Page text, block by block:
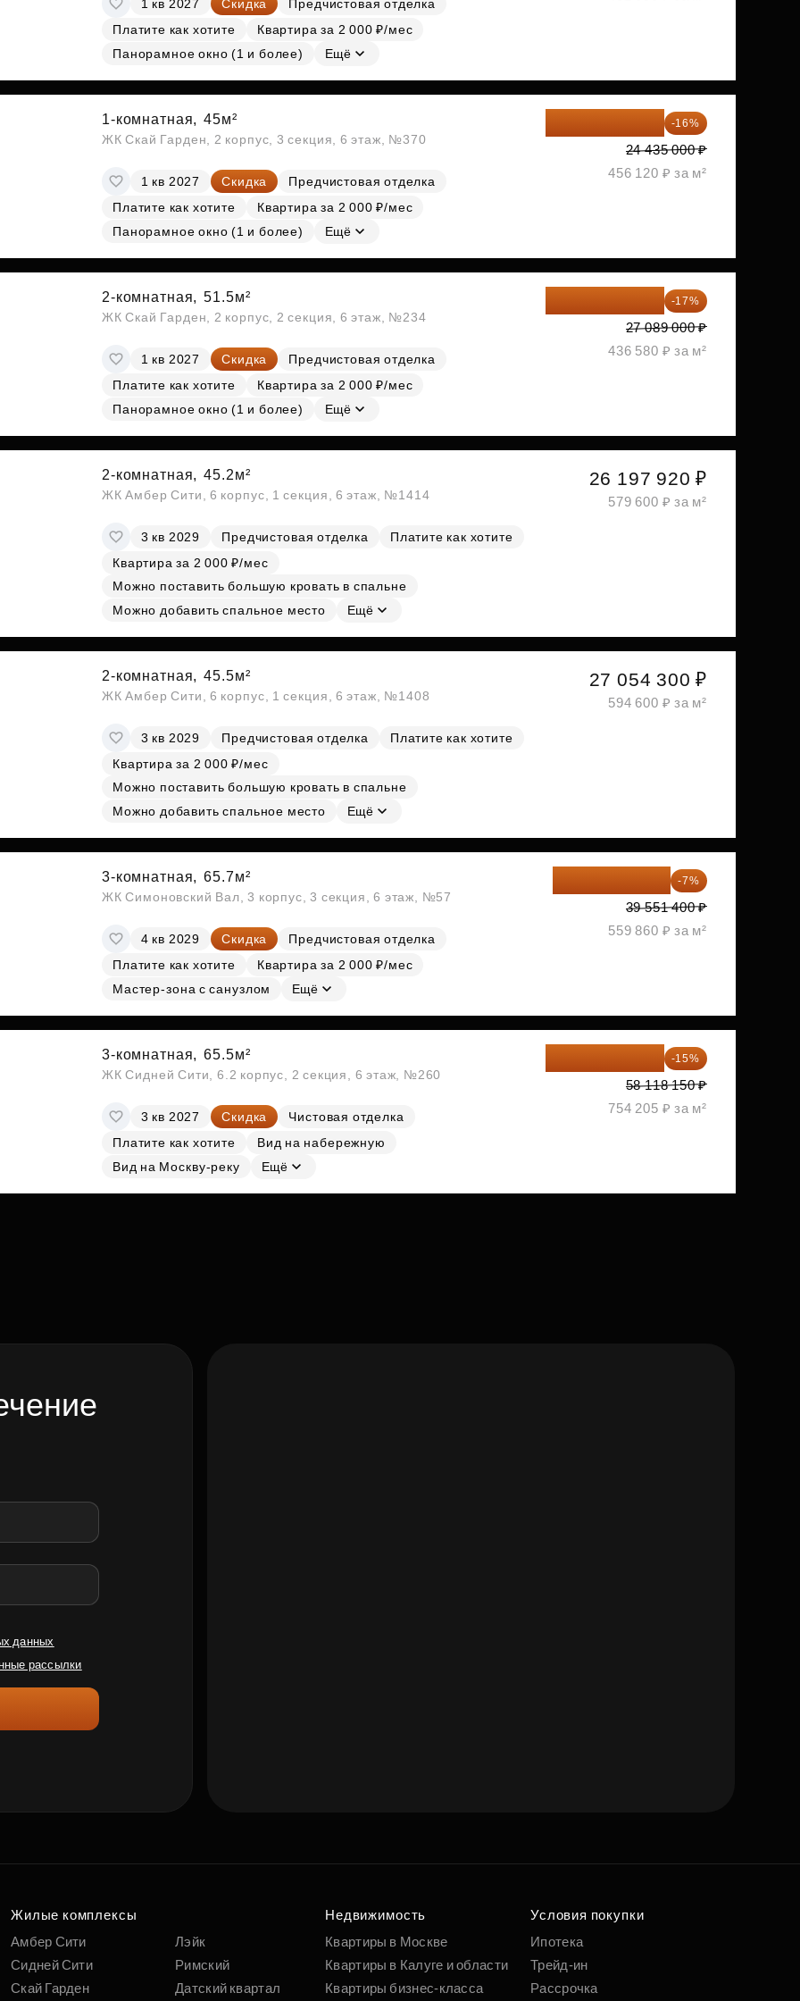
Субсидии
1 кв 2027 Скидка
Предчистовая отделка
Платите как хотите
Квартира за 2 000 ₽/мес
Панорамное окно (1 и более)
Ещё
1-комнатная, 45м²
ЖК Скай Гарден, 2 корпус, 3 секция, 6 этаж, №370
1 кв 2027 Скидка
Предчистовая отделка
Платите как хотите
Квартира за 2 000 ₽/мес
Панорамное окно (1 и более)
Ещё
-16%
24 435 000 ₽
456 120 ₽ за м²
2-комнатная, 51.5м²
ЖК Скай Гарден, 2 корпус, 2 секция, 6 этаж, №234
1 кв 2027 Скидка
Предчистовая отделка
Платите как хотите
Квартира за 2 000 ₽/мес
Панорамное окно (1 и более)
Ещё
-17%
27 089 000 ₽
436 580 ₽ за м²
2-комнатная, 45.2м²
ЖК Амбер Сити, 6 корпус, 1 секция, 6 этаж, №1414
3 кв 2029 Предчистовая отделка
Платите как хотите
Квартира за 2 000 ₽/мес
Можно поставить большую кровать в спальне
Можно добавить спальное место
Ещё
26 197 920 ₽
579 600 ₽ за м²
2-комнатная, 45.5м²
ЖК Амбер Сити, 6 корпус, 1 секция, 6 этаж, №1408
3 кв 2029 Предчистовая отделка
Платите как хотите
Квартира за 2 000 ₽/мес
Можно поставить большую кровать в спальне
Можно добавить спальное место
Ещё
27 054 300 ₽
594 600 ₽ за м²
3-комнатная, 65.7м²
ЖК Симоновский Вал, 3 корпус, 3 секция, 6 этаж, №57
4 кв 2029 Скидка
Предчистовая отделка
Платите как хотите
Квартира за 2 000 ₽/мес
Мастер-зона с санузлом
Ещё
36 782 802 ₽ -7%
39 551 400 ₽
559 860 ₽ за м²
3-комнатная, 65.5м²
ЖК Сидней Сити, 6.2 корпус, 2 секция, 6 этаж, №260
3 кв 2027 Скидка
Чистовая отделка
Платите как хотите
Вид на набережную
Вид на Москву-реку
Ещё
-15%
58 118 150 ₽
754 205 ₽ за м²
данных
рассылки
Жилые комплексы
Амбер Сити
Сидней Сити
Скай Гарден
Лэйк
Римский
Датский квартал
Недвижимость
Квартиры в Москве
Квартиры в Калуге и области
Квартиры бизнес-класса
Условия покупки
Ипотека
Трейд-ин
Рассрочка